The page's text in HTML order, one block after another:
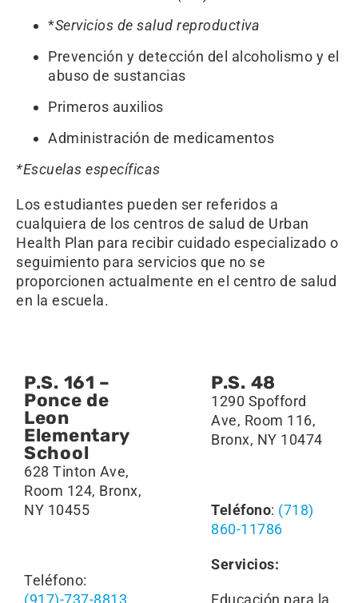
*Servicios de salud reproductiva
Prevención y detección del alcoholismo y el
abuso de sustancias
Primeros auxilios
Administración de medicamentos
*Escuelas específicas
Los estudiantes pueden ser referidos a
cualquiera de los centros de salud de Urban
Health Plan para recibir cuidado especializado o
seguimiento para servicios que no se
proporcionen actualmente en el centro de salud
en la escuela.
P.S. 161 –
Ponce de
Leon
Elementary
School
628 Tinton Ave,
Room 124, Bronx,
NY 10455
Teléfono:
(917)-737-8813
P.S. 48
1290 Spofford
Ave, Room 116,
Bronx, NY 10474
Teléfono: (718)
860-11786
Servicios:
Educación para la